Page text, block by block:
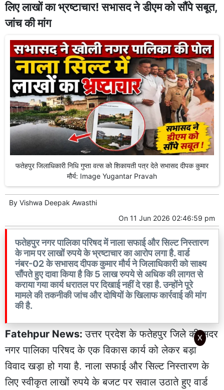
लिए लाखों का भ्रष्टाचार! सभासद ने डीएम को सौंपे सबूत,
जांच की मांग
फतेहपुर जिलाधिकारी निधि गुप्ता वत्स को शिकायती पत्र देते सभासद दीपक कुमार
मौर्य: Image Yugantar Pravah
By Vishwa Deepak Awasthi
On 11 Jun 2026 02:46:59 pm
फतेहपुर नगर पालिका परिषद में नाला सफाई और सिल्ट निस्तारण
के नाम पर लाखों रुपये के भ्रष्टाचार का आरोप लगा है. वार्ड
नंबर-02 के सभासद दीपक कुमार मौर्य ने जिलाधिकारी को साक्ष्य
सौंपते हुए दावा किया है कि 5 लाख रुपये से अधिक की लागत से
कराया गया कार्य धरातल पर दिखाई नहीं दे रहा है. उन्होंने पूरे
मामले की तकनीकी जांच और दोषियों के खिलाफ कार्रवाई की मांग
की है.
Fatehpur News:उत्तर प्रदेश के फतेहपुर जिले की सदर
नगर पालिका परिषद के एक विकास कार्य को लेकर बड़ा
विवाद खड़ा हो गया है. नाला सफाई और सिल्ट निस्तारण के
लिए स्वीकृत लाखों रुपये के बजट पर सवाल उठाते हुए वार्ड
X